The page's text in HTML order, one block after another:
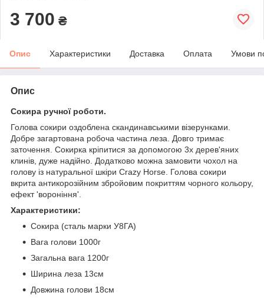
3 700 ₴
Опис Характеристики Доставка Оплата Умови
Опис
Сокира ручної роботи.
Голова сокири оздоблена скандинавськими візерунками.
Добре загартована робоча частина леза. Довго тримає
заточення. Сокирка кріпитися за допомогою 3х дерев'яних
клинів, дуже надійно. Додатково можна замовити чохол на
голову із натуральної шкіри Crazy Horse. Голова сокири
вкрита антикорозійним збройовим покриттям чорного кольору,
ефект 'вороніння'.
Характеристики:
Сокира (сталь марки У8ГА)
Вага голови 1000г
Загальна вага 1200г
Ширина леза 13см
Довжина голови 18см